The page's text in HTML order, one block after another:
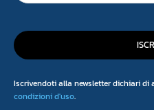
Iscrivendoti alla newsletter dichiari di
condizioni d'uso.